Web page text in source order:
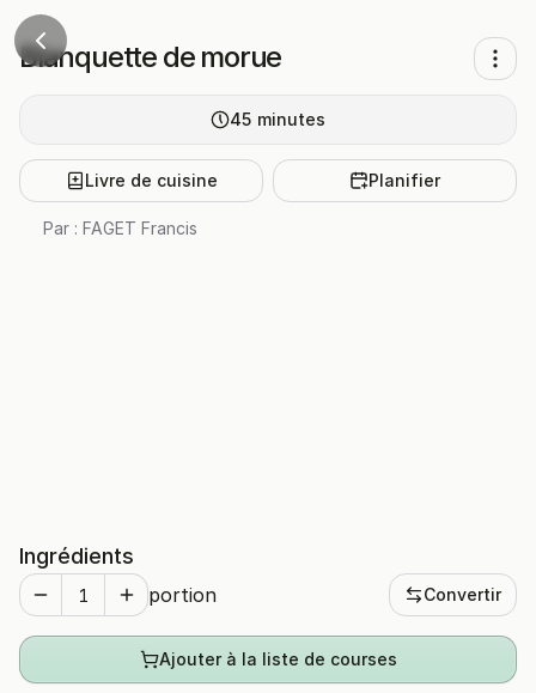
Blanquette de morue
45 minutes
Livre de cuisine Planifier
Par : FAGET Francis
Ingrédients
portion Convertir
Ajouter à la liste de courses